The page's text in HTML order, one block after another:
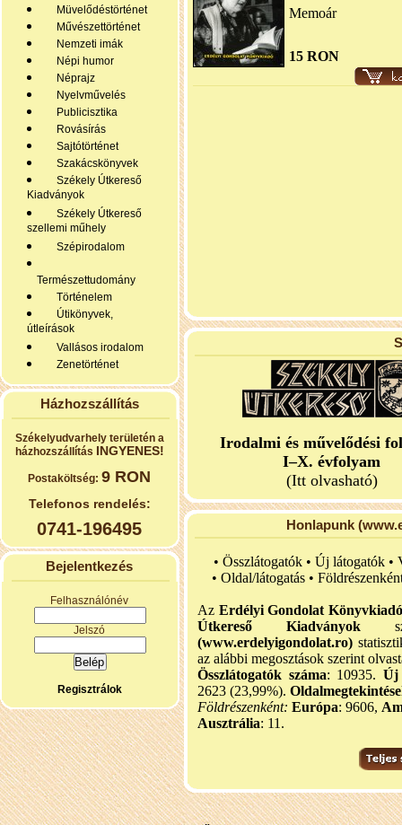
Müvelődéstörténet
Művészettörténet
Nemzeti imák
Népi humor
Néprajz
Nyelvművelés
Publicisztika
Rovásírás
Sajtótörténet
Szakácskönyvek
Székely Útkereső
Kiadványok
Székely Útkereső
szellemi műhely
Szépirodalom
Természettudomány
Történelem
Útikönyvek,
útleírások
Vallásos irodalom
Zenetörténet
Házhozszállítás
Székelyudvarhely területén a
házhozszállítás INGYENES!
Postaköltség:9 RON
Telefonos rendelés:
0741-196495
Bejelentkezés
Felhasználónév
Jelszó
Regisztrálok
Memoár
15 RON
Irodalmi és művelődési
I–X. évfolyam
(Itt olvasható)
Honlapunk
• Összlátogatók • Új látogatók •
• Oldal/látogatás •
Az Erdélyi Gondolat
Útkereső Kiadványok
(www.erdelyigondolat.ro)
az alábbi megosztások szerint
Összlátogatók száma: 10935. Új
2623 (23,99%).
Földrészenként: Európa: 9606,
Ausztrália: 11.